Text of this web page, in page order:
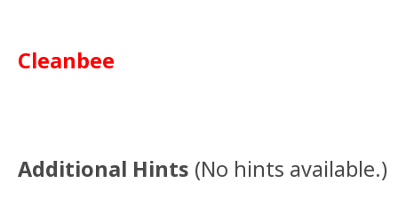
Cleanbee
Additional Hints (No hints available.)